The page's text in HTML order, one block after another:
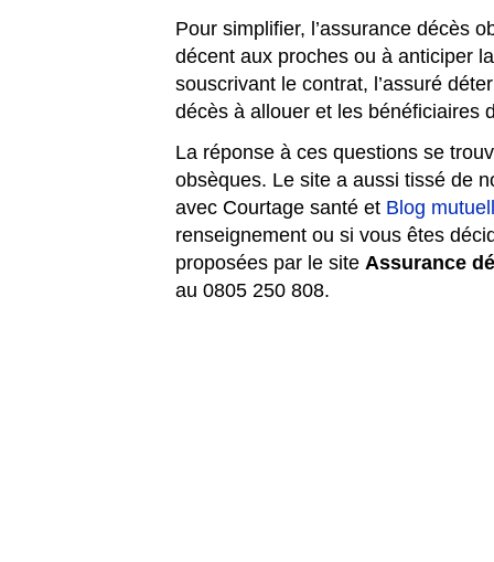
Pour simplifier, l’assurance décès
décent aux proches ou à anticiper
souscrivant le contrat, l’assuré
décès à allouer et les bénéficiaires
La réponse à ces questions se
obsèques. Le site a aussi tissé de
avec Courtage santé et Blog
renseignement ou si vous êtes
proposées par le site Assurance
au 0805 250 808.